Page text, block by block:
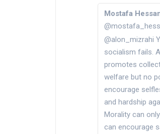
Mostafa
@alon_mizrahi
socialism fails.
promotes
welfare but no
encourage
and hardship
Morality can
can encourage